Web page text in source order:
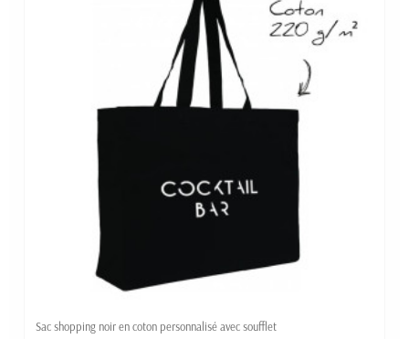
Sac shopping noir en coton personnalisé avec soufflet